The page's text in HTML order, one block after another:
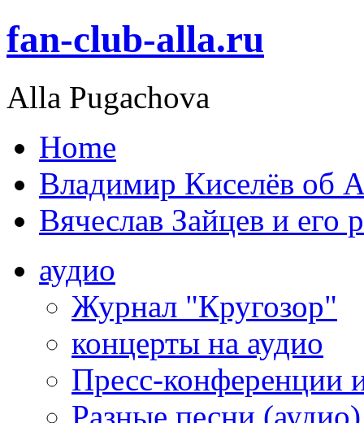
fan-club-alla.ru
Alla Pugachova
Home
Владимир Киселёв об
Вячеслав Зайцев и его
аудио
Журнал "Кругозор"
концерты на аудио
Пресс-конференции
Разные песни (аудио)